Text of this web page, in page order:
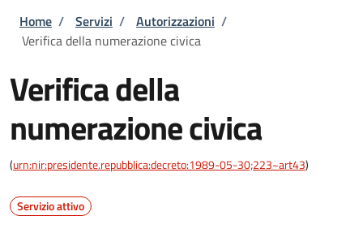
Briciole di pane
Home / Servizi / Autorizzazioni /
Verifica della numerazione civica
Verifica della
numerazione civica
(urn:nir:presidente.repubblica:decreto:1989-05-30;223~art43)
Servizio attivo